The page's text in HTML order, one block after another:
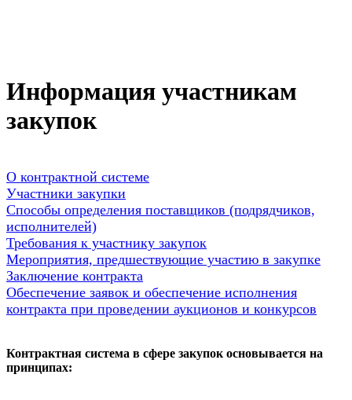
Информация участникам
закупок
О контрактной системе
Участники закупки
Способы определения поставщиков (подрядчиков,
исполнителей)
Требования к участнику закупок
Мероприятия, предшествующие участию в закупке
Заключение контракта
Обеспечение заявок и обеспечение исполнения
контракта при проведении аукционов и конкурсов
Контрактная система в сфере закупок основывается на
принципах: